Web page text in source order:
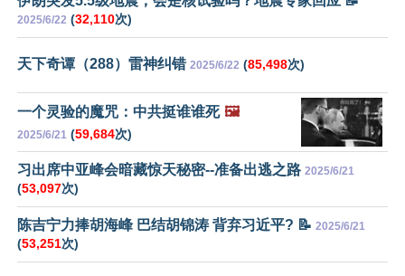
2025/6/22 (32,110次)
天下奇谭（288）雷神纠错 2025/6/22 (85,498次)
一个灵验的魔咒：中共挺谁谁死 🖼️
2025/6/21 (59,684次)
习出席中亚峰会暗藏惊天秘密--准备出逃之路 2025/6/21
(53,097次)
陈吉宁力捧胡海峰 巴结胡锦涛 背弃习近平? 📝 2025/6/21
(53,251次)